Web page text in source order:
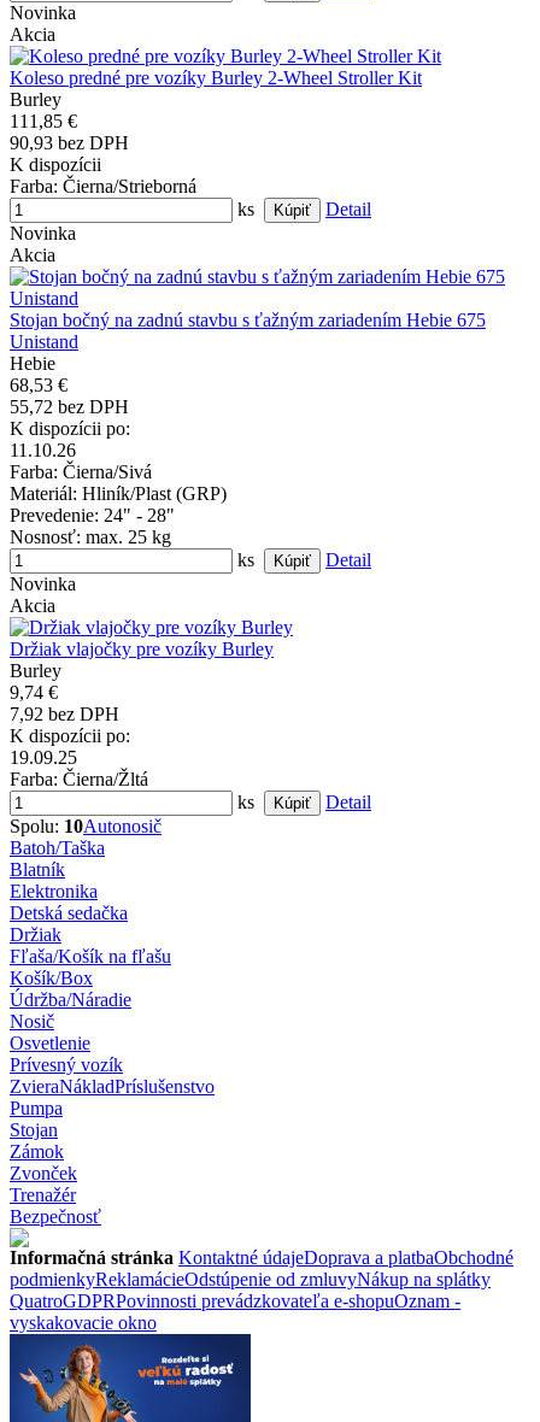
Novinka
Akcia
Koleso predné pre vozíky Burley 2-Wheel Stroller Kit
Burley
111,85 €
90,93 bez DPH
K dispozícii
Farba: Čierna/Strieborná
ks
Detail
Novinka
Akcia
Stojan bočný na zadnú stavbu s ťažným zariadením Hebie 675
Unistand
Hebie
68,53 €
55,72 bez DPH
K dispozícii po:
11.10.26
Farba: Čierna/Sivá
Materiál: Hliník/Plast (GRP)
Prevedenie: 24" - 28"
Nosnosť: max. 25 kg
ks
Detail
Novinka
Akcia
Držiak vlajočky pre vozíky Burley
Burley
9,74 €
7,92 bez DPH
K dispozícii po:
19.09.25
Farba: Čierna/Žltá
ks
Detail
Spolu: 10Autonosič
Batoh/Taška
Blatník
Elektronika
Detská sedačka
Držiak
Fľaša/Košík na fľašu
Košík/Box
Údržba/Náradie
Nosič
Osvetlenie
Prívesný vozík
ZvieraNákladPríslušenstvo
Pumpa
Stojan
Zámok
Zvonček
Trenažér
Bezpečnosť
Informačná stránka Kontaktné údajeDoprava a platbaObchodné
podmienkyReklamácieOdstúpenie od zmluvyNákup na splátky
QuatroGDPRPovinnosti prevádzkovateľa e-shopuOznam -
vyskakovacie okno